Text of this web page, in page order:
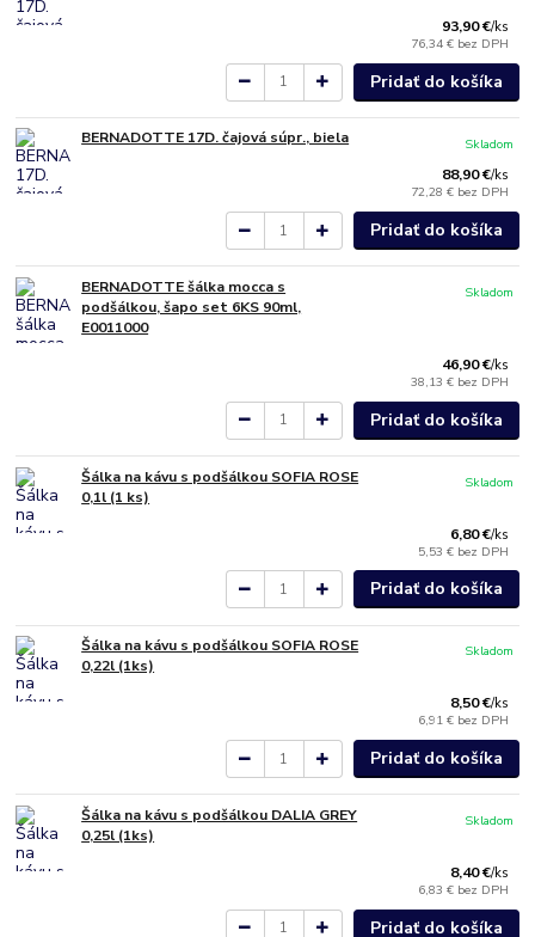
93,90 €/ks
76,34 € bez DPH
Pridať do košíka
BERNADOTTE 17D. čajová súpr., biela
88,90 €/ks
72,28 € bez DPH
Skladom
Pridať do košíka
BERNADOTTE šálka mocca s
podšálkou, šapo set 6KS 90ml,
E0011000
46,90 €/ks
38,13 € bez DPH
Skladom
Pridať do košíka
Šálka na kávu s podšálkou SOFIA ROSE
0,1l (1 ks)
6,80 €/ks
5,53 € bez DPH
Skladom
Pridať do košíka
Šálka na kávu s podšálkou SOFIA ROSE
0,22l (1ks)
8,50 €/ks
6,91 € bez DPH
Skladom
Pridať do košíka
Šálka na kávu s podšálkou DALIA GREY
0,25l (1ks)
8,40 €/ks
6,83 € bez DPH
Skladom
Pridať do košíka